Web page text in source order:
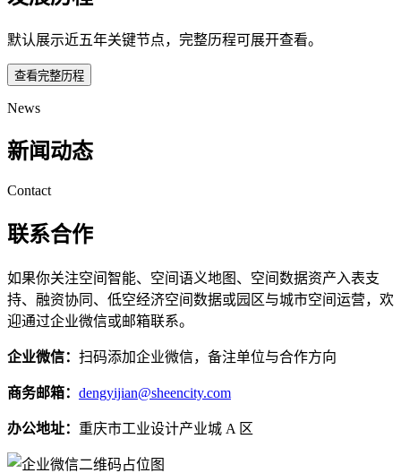
默认展示近五年关键节点，完整历程可展开查看。
查看完整历程
News
新闻动态
Contact
联系合作
如果你关注空间智能、空间语义地图、空间数据资产入表支
持、融资协同、低空经济空间数据或园区与城市空间运营，欢
迎通过企业微信或邮箱联系。
企业微信： 扫码添加企业微信，备注单位与合作方向
商务邮箱： dengyijian@sheencity.com
办公地址： 重庆市工业设计产业城 A 区